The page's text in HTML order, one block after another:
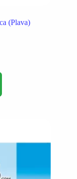
(Plava)